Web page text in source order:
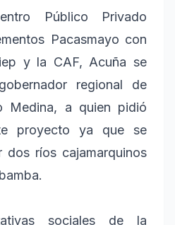
Público Privado
Pacasmayo con
y la CAF, Acuña se
regional de
Medina, a quien pidió
proyecto ya que se
dos ríos cajamarquinos
sociales de la